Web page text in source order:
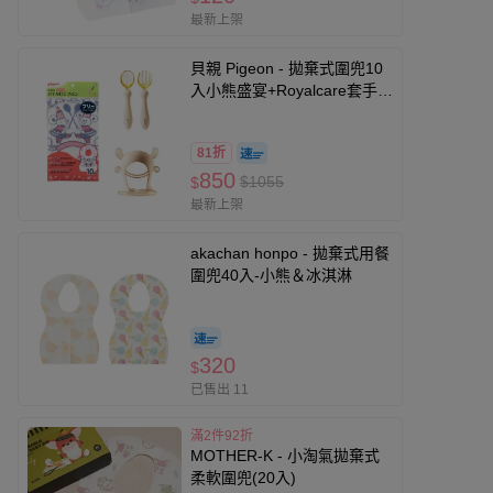
最新上架
貝親 Pigeon - 拋棄式圍兜10
入小熊盛宴+Royalcare套手手
81折
$850 $1055
最新上架
akachan honpo - 拋棄式用餐
圍兜40入-小熊＆冰淇淋
$320
已售出 11
滿2件92折
MOTHER-K - 小淘氣拋棄式
柔軟圍兜(20入)